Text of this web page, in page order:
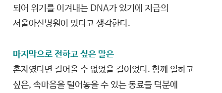
되어 위기를 이겨내는 DNA가 있기에 지금의
서울아산병원이 있다고 생각한다.
마지막으로 전하고 싶은 말은
혼자였다면 걸어올 수 없었을 길이었다. 함께 일하고
싶은, 속마음을 털어놓을 수 있는 동료들 덕분에